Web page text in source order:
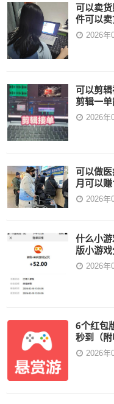
可以卖
件可以卖
2026年
可以剪
剪辑一
2026年
可以做
月可以赚
2026年
什么小
版小游
2026年
6个红包
秒到（附
2026年